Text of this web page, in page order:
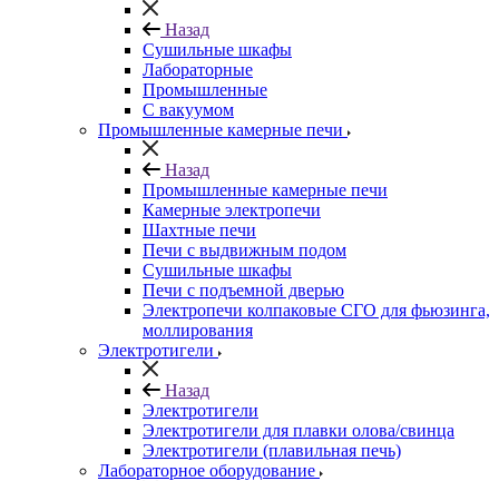
Назад
Сушильные шкафы
Лабораторные
Промышленные
С вакуумом
Промышленные камерные печи
Назад
Промышленные камерные печи
Камерные электропечи
Шахтные печи
Печи с выдвижным подом
Сушильные шкафы
Печи с подъемной дверью
Электропечи колпаковые СГО для фьюзинга,
моллирования
Электротигели
Назад
Электротигели
Электротигели для плавки олова/свинца
Электротигели (плавильная печь)
Лабораторное оборудование